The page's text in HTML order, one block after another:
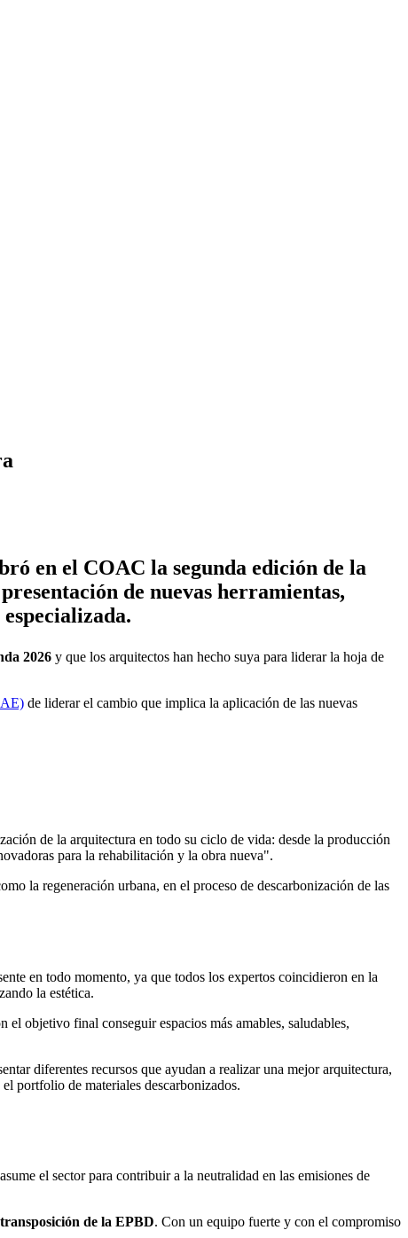
en el COAC la segunda edición de la
de nuevas herramientas,
2026 y que los arquitectos han hecho suya para liderar la hoja de
de liderar el cambio que implica la aplicación de las nuevas
de la arquitectura en todo su ciclo de vida: desde la producción
para la rehabilitación y la obra nueva".
la regeneración urbana, en el proceso de descarbonización de las
en todo momento, ya que todos los expertos coincidieron en la
la estética.
objetivo final conseguir espacios más amables, saludables,
diferentes recursos que ayudan a realizar una mejor arquitectura,
portfolio de materiales descarbonizados.
el sector para contribuir a la neutralidad en las emisiones de
de la EPBD. Con un equipo fuerte y con el compromiso